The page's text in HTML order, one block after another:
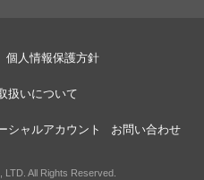
個人情報保護方針
扱いについて
シャルアカウント お問い合わせ
All Rights Reserved.